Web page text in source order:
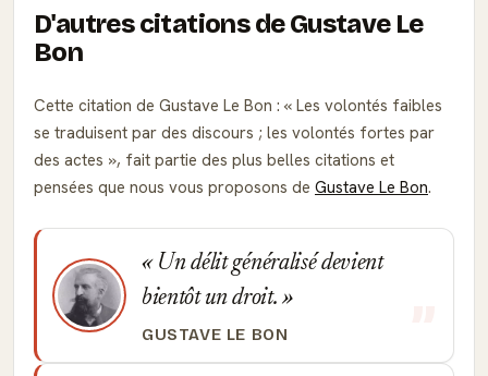
D'autres citations de Gustave Le
Bon
Cette citation de Gustave Le Bon :
Les volontés faibles
se traduisent par des discours ; les volontés fortes par
des actes
, fait partie des plus belles citations et
pensées que nous vous proposons de Gustave Le Bon.
Un délit généralisé devient
bientôt un droit.
GUSTAVE LE BON